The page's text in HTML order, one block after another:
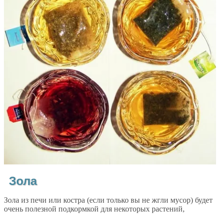
Зола
Зола из печи или костра (если только вы не жгли мусор) будет
очень полезной подкормкой для некоторых растений,